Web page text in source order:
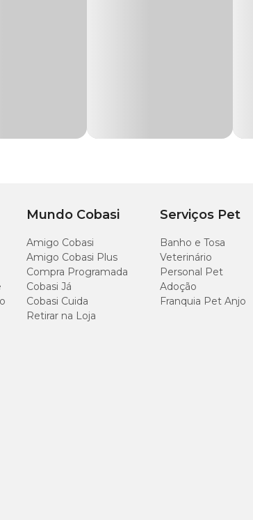
no comportamento dele. Porque oferecer qualidade de
Animalíssimo com preçoespecial. Compre pelo site, app
Mundo Cobasi
Amigo Cobasi
Amigo Cobasi Plus
Compra Programada
Cobasi Já
Cobasi Cuida
Retirar na Loja
Serviços Pet
Banho e Tosa
Veterinário
Personal Pet
Adoção
Franquia Pet Anjo